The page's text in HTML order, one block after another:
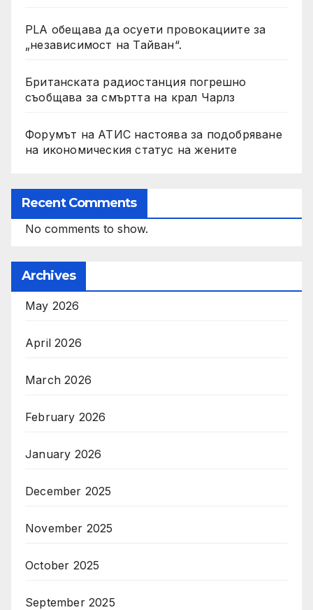
PLA обещава да осуети провокациите за
„независимост на Тайван“.
Британската радиостанция погрешно
съобщава за смъртта на крал Чарлз
Форумът на АТИС настоява за подобряване
на икономическия статус на жените
Recent Comments
No comments to show.
Archives
May 2026
April 2026
March 2026
February 2026
January 2026
December 2025
November 2025
October 2025
September 2025